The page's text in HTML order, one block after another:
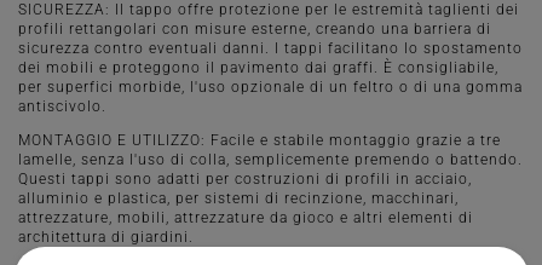
SICUREZZA: Il tappo offre protezione per le estremità taglienti dei
profili rettangolari con misure esterne, creando una barriera di
sicurezza contro eventuali danni. I tappi facilitano lo spostamento
dei mobili e proteggono il pavimento dai graffi. È consigliabile,
per superfici morbide, l'uso opzionale di un feltro o di una gomma
antiscivolo.
MONTAGGIO E UTILIZZO: Facile e stabile montaggio grazie a tre
lamelle, senza l'uso di colla, semplicemente premendo o battendo.
Questi tappi sono adatti per costruzioni di profili in acciaio,
alluminio e plastica, per sistemi di recinzione, macchinari,
attrezzature, mobili, attrezzature da gioco e altri elementi di
architettura di giardini.